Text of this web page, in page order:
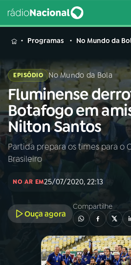
MENU
Buscar
na
Rádio
Nacional
Buscar
AO VIVO
INÍCIO
A RÁDIO
PROGRAMAÇÃO
Programas No Mundo da
EPISÓDIO No Mundo da Bola
Fluminense
Botafogo em
Nilton Santos
Partida prepara os times para o
Brasileiro
NO AR EM25/07/2020, 22:13
Ouça agora
Compartilhe